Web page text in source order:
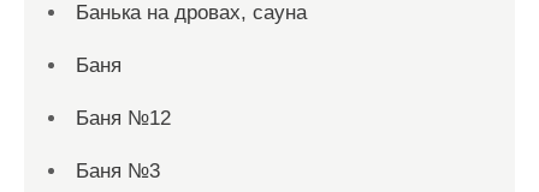
Банька на дровах, сауна
Баня
Баня №12
Баня №3